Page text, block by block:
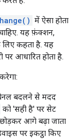
में ऐसा होता
यह फ़ंक्शन,
कहता है. यह
पर आधारित होता है.
बदलने से मदद
को 'सही है' पर सेट
छोड़कर आगे बढ़ा जाता
पर इकट्ठा किए